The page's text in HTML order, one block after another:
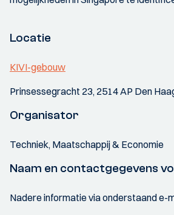
Locatie
KIVI-gebouw
Prinsessegracht 23, 2514 AP Den
Organisator
Techniek, Maatschappij & Economie
Naam en contactgegevens
Nadere informatie via onderstaand e-